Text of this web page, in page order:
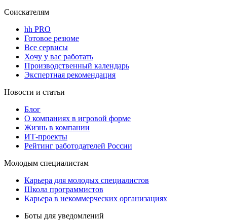
Соискателям
hh PRO
Готовое резюме
Все сервисы
Хочу у вас работать
Производственный календарь
Экспертная рекомендация
Новости и статьи
Блог
О компаниях в игровой форме
Жизнь в компании
ИТ-проекты
Рейтинг работодателей России
Молодым специалистам
Карьера для молодых специалистов
Школа программистов
Карьера в некоммерческих организациях
Боты для уведомлений